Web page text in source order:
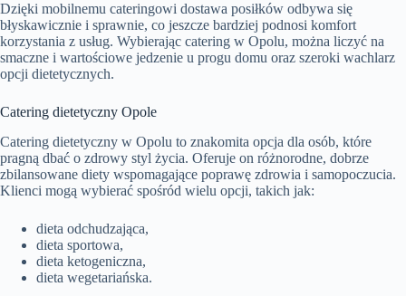
Dzięki mobilnemu cateringowi dostawa posiłków odbywa się
błyskawicznie i sprawnie, co jeszcze bardziej podnosi komfort
korzystania z usług. Wybierając catering w Opolu, można liczyć na
smaczne i wartościowe jedzenie u progu domu oraz szeroki wachlarz
opcji dietetycznych.
Catering dietetyczny Opole
Catering dietetyczny w Opolu to znakomita opcja dla osób, które
pragną dbać o zdrowy styl życia. Oferuje on różnorodne, dobrze
zbilansowane diety wspomagające poprawę zdrowia i samopoczucia.
Klienci mogą wybierać spośród wielu opcji, takich jak:
dieta odchudzająca,
dieta sportowa,
dieta ketogeniczna,
dieta wegetariańska.